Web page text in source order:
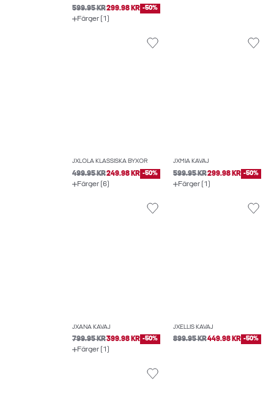
599.95 KR299.98 KR -50%
Färger (1)
JXLOLA KLASSISKA BYXOR
499.95 KR249.98 KR -50%
Färger (6)
JXMIA KAVAJ
599.95 KR299.98 KR -50%
Färger (1)
JXANA KAVAJ
799.95 KR399.98 KR -50%
Färger (1)
JXELLIS KAVAJ
899.95 KR449.98 KR -50%